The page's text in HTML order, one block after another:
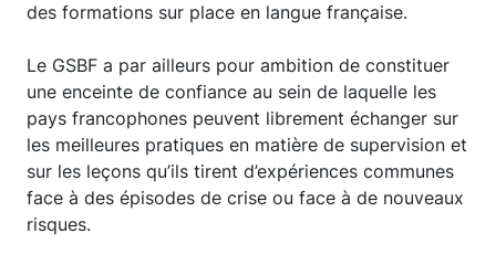
des formations sur place en langue française.
Le GSBF a par ailleurs pour ambition de constituer
une enceinte de confiance au sein de laquelle les
pays francophones peuvent librement échanger sur
les meilleures pratiques en matière de supervision et
sur les leçons qu’ils tirent d’expériences communes
face à des épisodes de crise ou face à de nouveaux
risques.